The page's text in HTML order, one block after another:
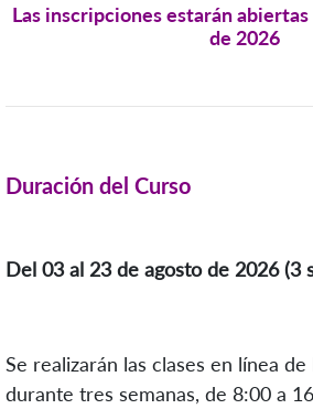
Las inscripciones estarán abiertas
de 2026
Duración del Curso
Del 03 al 23 de agosto de 2026 (3
Se realizarán las clases en línea
durante tres semanas, de 8:00 a